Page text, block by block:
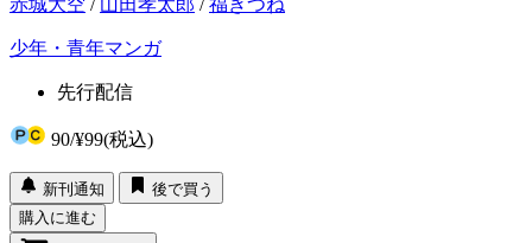
少年・青年マンガ
先行配信
90/¥99(税込)
新刊通知
後で買う
購入に進む